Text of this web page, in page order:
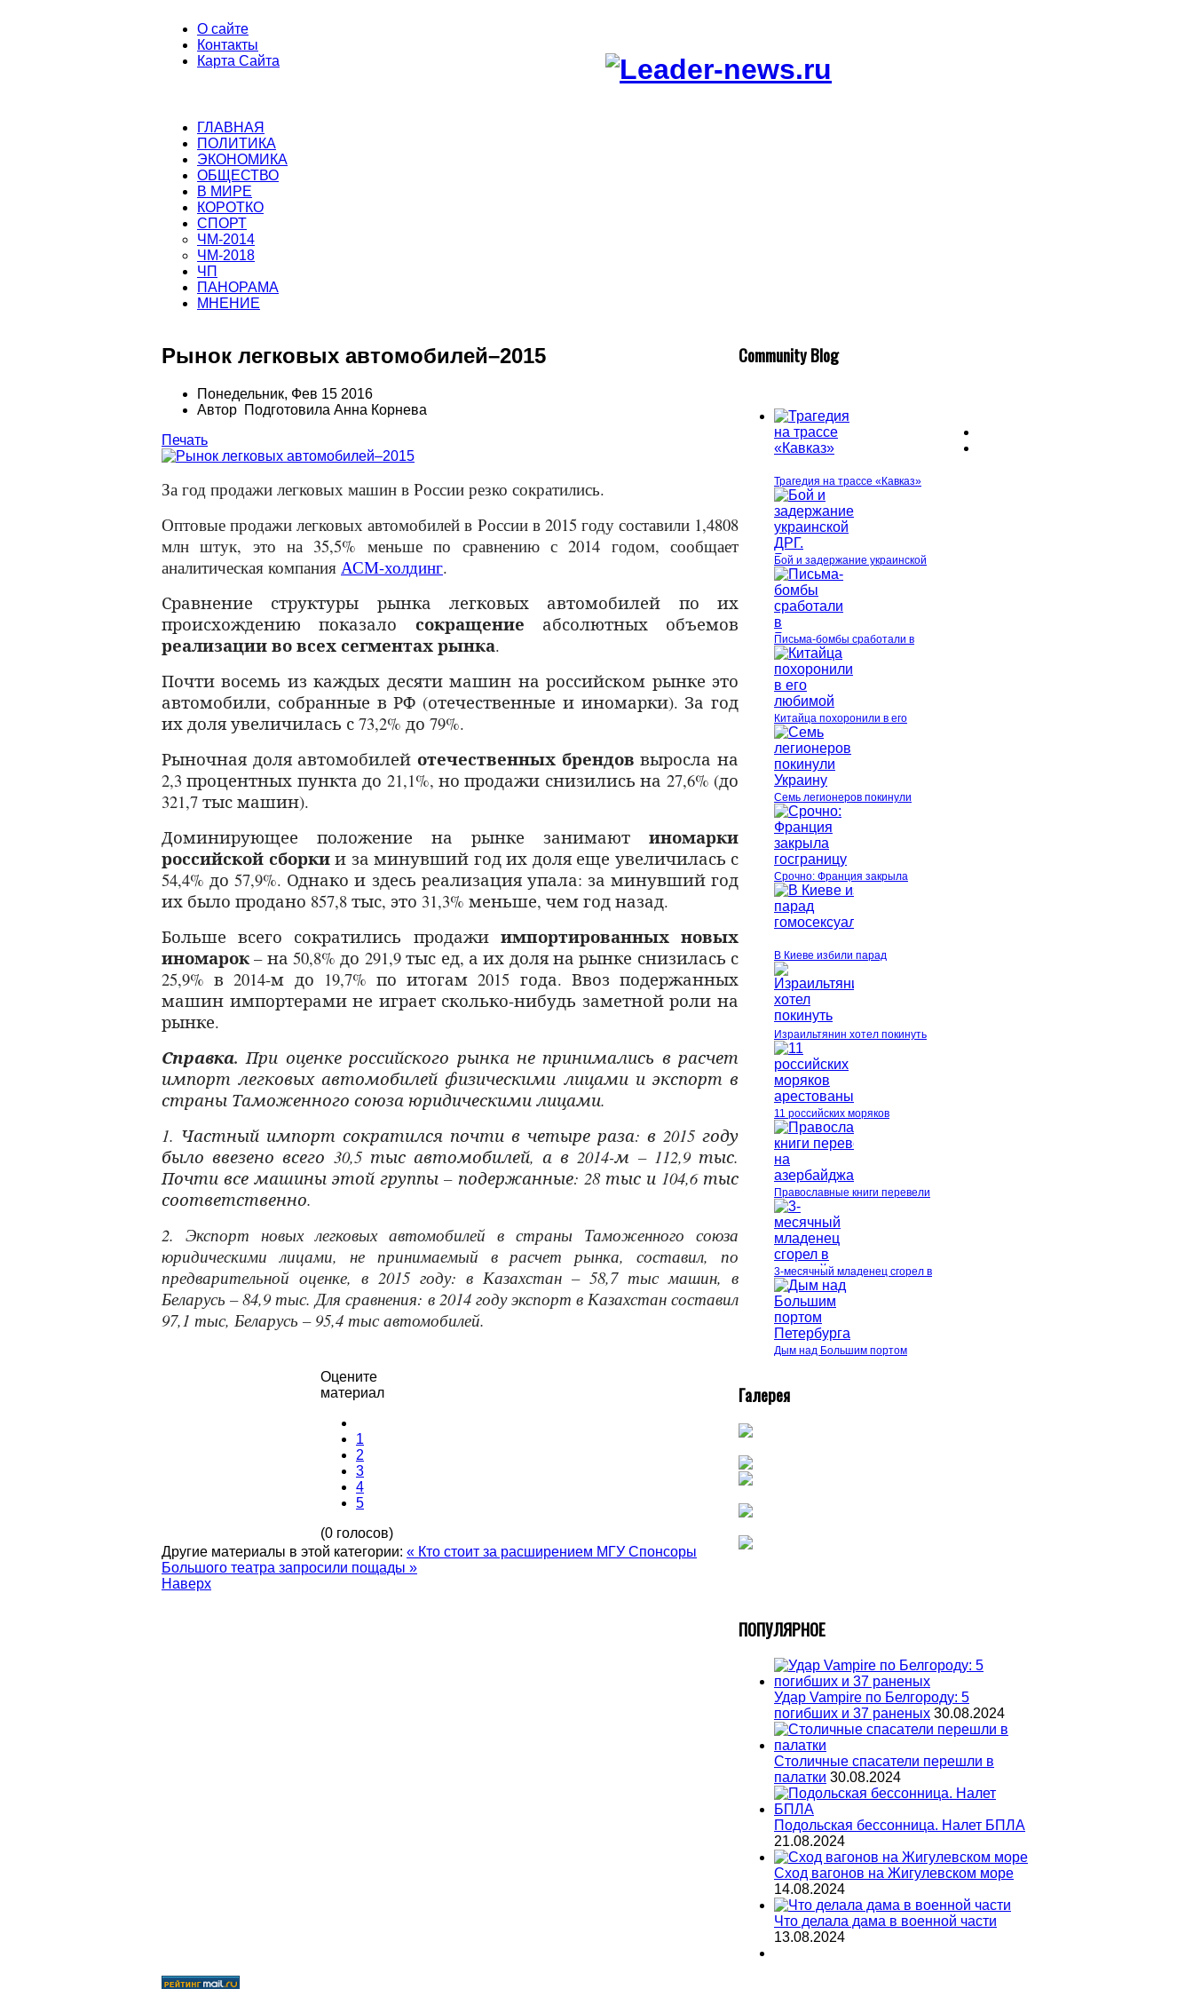
О сайте
Контакты
Карта Сайта
ГЛАВНАЯ
ПОЛИТИКА
ЭКОНОМИКА
ОБЩЕСТВО
В МИРЕ
КОРОТКО
СПОРТ
ЧМ-2014
ЧМ-2018
ЧП
ПАНОРАМА
МНЕНИЕ
Рынок легковых автомобилей–2015
Понедельник, Фев 15 2016
Автор Подготовила Анна Корнева
Печать
За год продажи легковых машин в России резко сократились.
Оптовые продажи легковых автомобилей в России в 2015 году составили 1,4808
млн штук, это на 35,5% меньше по сравнению с 2014 годом, сообщает
аналитическая компания АСМ-холдинг.
Сравнение структуры рынка легковых автомобилей по их
происхождению показало сокращение абсолютных объемов
реализации во всех сегментах рынка.
Почти восемь из каждых десяти машин на российском рынке это
автомобили, собранные в РФ (отечественные и иномарки). За год
их доля увеличилась с 73,2% до 79%.
Рыночная доля автомобилей отечественных брендов выросла на
2,3 процентных пункта до 21,1%, но продажи снизились на 27,6% (до
321,7 тыс машин).
Доминирующее положение на рынке занимают иномарки
российской сборкии за минувший год их доля еще увеличилась с
54,4% до 57,9%. Однако и здесь реализация упала: за минувший год
их было продано 857,8 тыс, это 31,3% меньше, чем год назад.
Больше всего сократились продажи импортированных новых
иномарок – на 50,8% до 291,9 тыс ед, а их доля на рынке снизилась с
25,9% в 2014-м до 19,7% по итогам 2015 года. Ввоз подержанных
машин импортерами не играет сколько-нибудь заметной роли на
рынке.
Справка. При оценке российского рынка не принимались в расчет
импорт легковых автомобилей физическими лицами и экспорт в
страны Таможенного союза юридическими лицами.
1. Частный импорт сократился почти в четыре раза: в 2015 году
было ввезено всего 30,5 тыс автомобилей, а в 2014-м – 112,9 тыс.
Почти все машины этой группы – подержанные: 28 тыс и 104,6 тыс
соответственно.
2. Экспорт новых легковых автомобилей в страны Таможенного союза
юридическими лицами, не принимаемый в расчет рынка, составил, по
предварительной оценке, в 2015 году: в Казахстан – 58,7 тыс машин, в
Беларусь – 84,9 тыс. Для сравнения: в 2014 году экспорт в Казахстан составил
97,1 тыс, Беларусь – 95,4 тыс автомобилей.
Оцените
материал
1
2
3
4
5
(0 голосов)
Другие материалы в этой категории: « Кто стоит за расширением МГУ Спонсоры
Большого театра запросили пощады »
Наверх
Community Blog
Трагедия на трассе «Кавказ»
Бой и задержание украинской
Письма-бомбы сработали в
Китайца похоронили в его
Семь легионеров покинули
Срочно: Франция закрыла
В Киеве избили парад
Израильтянин хотел покинуть
11 российских моряков
Православные книги перевели
3-месячный младенец сгорел в
Дым над Большим портом
Галерея
ПОПУЛЯРНОЕ
Удар Vampire по Белгороду: 5
погибших и 37 раненых 30.08.2024
Столичные спасатели перешли в
палатки 30.08.2024
Подольская бессонница. Налет БПЛА
21.08.2024
Сход вагонов на Жигулевском море
14.08.2024
Что делала дама в военной части
13.08.2024